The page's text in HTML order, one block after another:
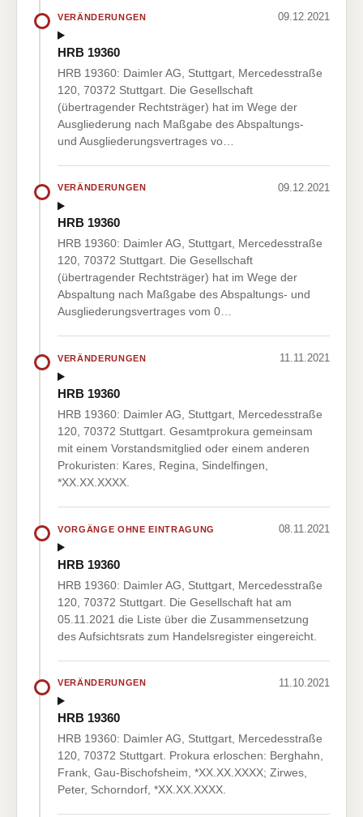
VERÄNDERUNGEN 09.12.2021
HRB 19360
HRB 19360: Daimler AG, Stuttgart, Mercedesstraße
120, 70372 Stuttgart. Die Gesellschaft
(übertragender Rechtsträger) hat im Wege der
Ausgliederung nach Maßgabe des Abspaltungs-
und Ausgliederungsvertrages vo…
VERÄNDERUNGEN 09.12.2021
HRB 19360
HRB 19360: Daimler AG, Stuttgart, Mercedesstraße
120, 70372 Stuttgart. Die Gesellschaft
(übertragender Rechtsträger) hat im Wege der
Abspaltung nach Maßgabe des Abspaltungs- und
Ausgliederungsvertrages vom 0…
VERÄNDERUNGEN 11.11.2021
HRB 19360
HRB 19360: Daimler AG, Stuttgart, Mercedesstraße
120, 70372 Stuttgart. Gesamtprokura gemeinsam
mit einem Vorstandsmitglied oder einem anderen
Prokuristen: Kares, Regina, Sindelfingen,
*XX.XX.XXXX.
VORGÄNGE OHNE EINTRAGUNG 08.11.2021
HRB 19360
HRB 19360: Daimler AG, Stuttgart, Mercedesstraße
120, 70372 Stuttgart. Die Gesellschaft hat am
05.11.2021 die Liste über die Zusammensetzung
des Aufsichtsrats zum Handelsregister eingereicht.
VERÄNDERUNGEN 11.10.2021
HRB 19360
HRB 19360: Daimler AG, Stuttgart, Mercedesstraße
120, 70372 Stuttgart. Prokura erloschen: Berghahn,
Frank, Gau-Bischofsheim, *XX.XX.XXXX; Zirwes,
Peter, Schorndorf, *XX.XX.XXXX.